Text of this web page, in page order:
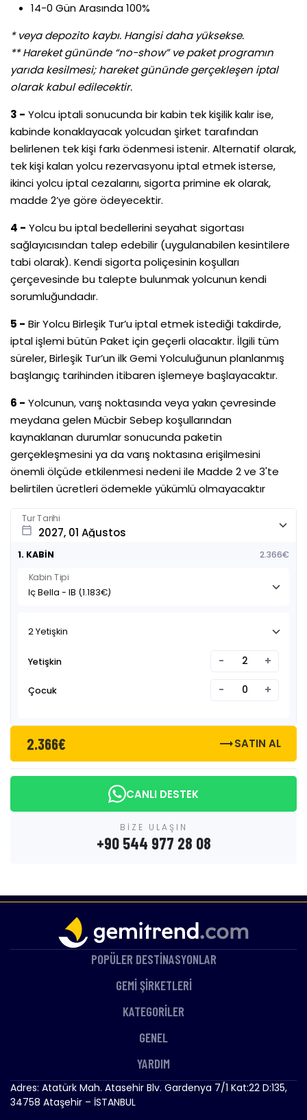
14-0 Gün Arasında 100%
* veya depozito kaybı. Hangisi daha yüksekse.
** Hareket gününde “no-show” ve paket programın
yarıda kesilmesi; hareket gününde gerçekleşen iptal
olarak kabul edilecektir.
3 - Yolcu iptali sonucunda bir kabin tek kişilik kalır ise,
kabinde konaklayacak yolcudan şirket tarafından
belirlenen tek kişi farkı ödenmesi istenir. Alternatif olarak,
tek kişi kalan yolcu rezervasyonu iptal etmek isterse,
ikinci yolcu iptal cezalarını, sigorta primine ek olarak,
madde 2’ye göre ödeyecektir.
4 - Yolcu bu iptal bedellerini seyahat sigortası
sağlayıcısından talep edebilir (uygulanabilen kesintilere
tabi olarak). Kendi sigorta poliçesinin koşulları
çerçevesinde bu talepte bulunmak yolcunun kendi
sorumluğundadır.
5 - Bir Yolcu Birleşik Tur’u iptal etmek istediği takdirde,
iptal işlemi bütün Paket için geçerli olacaktır. İlgili tüm
süreler, Birleşik Tur’un ilk Gemi Yolculuğunun planlanmış
başlangıç tarihinden itibaren işlemeye başlayacaktır.
6 - Yolcunun, varış noktasında veya yakın çevresinde
meydana gelen Mücbir Sebep koşullarından
kaynaklanan durumlar sonucunda paketin
gerçekleşmesini ya da varış noktasına erişilmesini
önemli ölçüde etkilenmesi nedeni ile Madde 2 ve 3'te
belirtilen ücretleri ödemekle yükümlü olmayacaktır
Tur Tarihi
calendar_today
1. KABİN
2.366€
Kabin Tipi
2 Yetişkin
Yetişkin - +
Çocuk - +
2.366€ trending_flatSATIN AL
CANLI DESTEK
BİZE ULAŞIN
+90 544 977 28 08
POPÜLER DESTİNASYONLAR
GEMİ ŞİRKETLERİ
KATEGORİLER
GENEL
YARDIM
Adres: Atatürk Mah. Atasehir Blv. Gardenya 7/1 Kat:22 D:135,
34758 Ataşehir – İSTANBUL